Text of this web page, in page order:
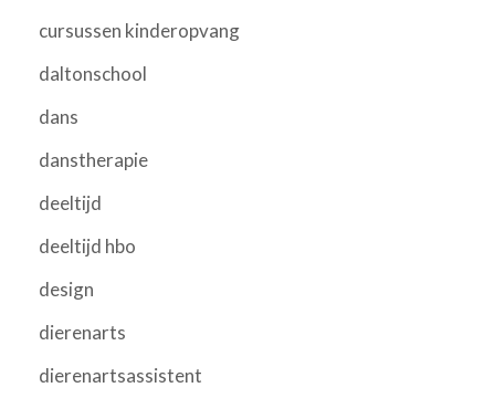
cursussen kinderopvang
daltonschool
dans
danstherapie
deeltijd
deeltijd hbo
design
dierenarts
dierenartsassistent